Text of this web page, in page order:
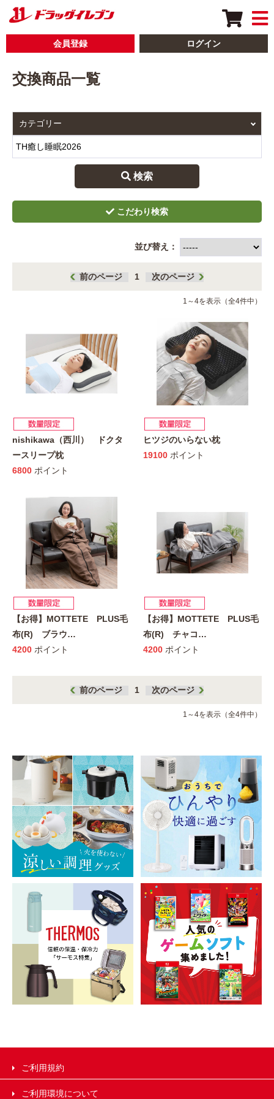
会員登録 ログイン
交換商品一覧
 検索
並び替え：
前のページ 1 次のページ
1～4を表示（全4件中）
nishikawa（西川） ドクタ
ースリープ枕
6800 ポイント
ヒツジのいらない枕
19100 ポイント
【お得】MOTTETE PLUS毛
布(R) ブラウ…
4200 ポイント
【お得】MOTTETE PLUS毛
布(R) チャコ…
4200 ポイント
前のページ 1 次のページ
1～4を表示（全4件中）
ご利用規約
ご利用環境について